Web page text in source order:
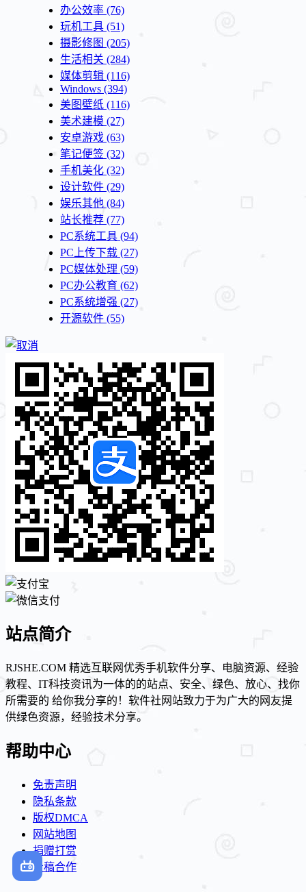
办公效率 (76)
玩机工具 (51)
摄影修图 (205)
生活相关 (284)
媒体剪辑 (116)
Windows (394)
美图壁纸 (116)
美术建模 (27)
安卓游戏 (63)
笔记便签 (32)
手机美化 (32)
设计软件 (29)
娱乐其他 (84)
站长推荐 (77)
PC系统工具 (94)
PC上传下载 (27)
PC媒体处理 (59)
PC办公教育 (62)
PC系统增强 (27)
开源软件 (55)
站点简介
RJSHE.COM 精选互联网优秀手机软件分享、电脑资源、经验
教程、IT科技资讯为一体的的站点、安全、绿色、放心、找你
所需要的 给你我分享的！软件社网站致力于为广大的网友提
供绿色资源，经验技术分享。
帮助中心
免责声明
隐私条款
版权DMCA
网站地图
捐赠打赏
投稿合作